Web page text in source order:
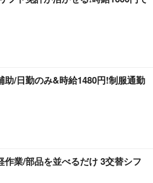
/日勤のみ&時給1480円!制服通勤
業/部品を並べるだけ 3交替シフ